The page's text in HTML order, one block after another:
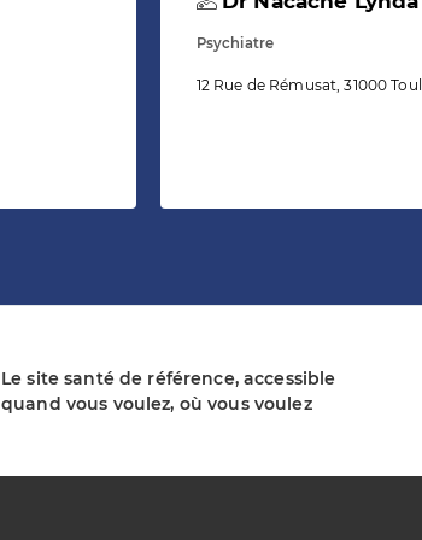
Psychiatre
12 Rue de Rémusat, 31000
Le site santé de référence, accessible
quand vous voulez, où vous voulez